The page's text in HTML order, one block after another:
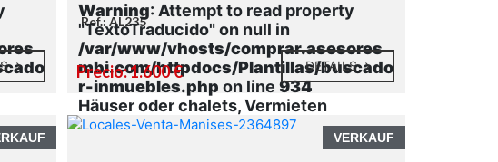
Warning: Attempt to read property
"TextoTraducido" on null in
/var/www/vhosts/comprar.asesores
mbi.com/httpdocs/Plantillas/buscado
r-inmuebles.php on line934
Häuser oder chalets, Vermieten
Ref.: AL235
Precio: 1.600 € DETAILS
VERKAUF